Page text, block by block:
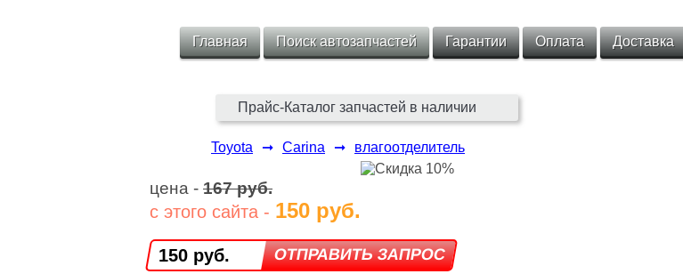
Главная Поиск автозапчастей Гарантии Оплата Доставка
Прайс-Каталог запчастей в наличии
Toyota ➞ Carina ➞ влагоотделитель
цена - 167 руб.
с этого сайта - 150 руб.
150 руб.